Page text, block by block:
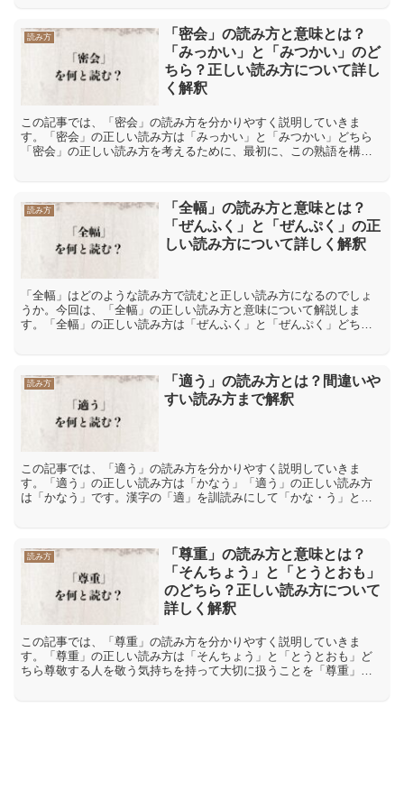
読み方
「密会」の読み方と意味とは？
「みっかい」と「みつかい」のど
ちら？正しい読み方について詳し
く解釈
この記事では、「密会」の読み方を分かりやすく説明していきま
す。「密会」の正しい読み方は「みっかい」と「みつかい」どちら
「密会」の正しい読み方を考えるために、最初に、この熟語を構成
読み方
「全幅」の読み方と意味とは？
「ぜんふく」と「ぜんぷく」の正
しい読み方について詳しく解釈
「全幅」はどのような読み方で読むと正しい読み方になるのでしょ
うか。今回は、「全幅」の正しい読み方と意味について解説しま
す。「全幅」の正しい読み方は「ぜんふく」と「ぜんぷく」どちら
読み方
「適う」の読み方とは？間違いや
すい読み方まで解釈
この記事では、「適う」の読み方を分かりやすく説明していきま
す。「適う」の正しい読み方は「かなう」「適う」の正しい読み方
は「かなう」です。漢字の「適」を訓読みにして「かな・う」と読
読み方
「尊重」の読み方と意味とは？
「そんちょう」と「とうとおも」
のどちら？正しい読み方について
詳しく解釈
この記事では、「尊重」の読み方を分かりやすく説明していきま
す。「尊重」の正しい読み方は「そんちょう」と「とうとおも」ど
ちら尊敬する人を敬う気持ちを持って大切に扱うことを「尊重」